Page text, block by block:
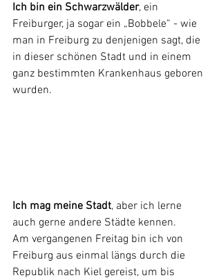
Ich bin ein Schwarzwälder, ein
Freiburger, ja sogar ein „Bobbele“ - wie
man in Freiburg zu denjenigen sagt, die
in dieser schönen Stadt und in einem
ganz bestimmten Krankenhaus geboren
wurden.
Ich mag meine Stadt, aber ich lerne
auch gerne andere Städte kennen.
Am vergangenen Freitag bin ich von
Freiburg aus einmal längs durch die
Republik nach Kiel gereist, um bis